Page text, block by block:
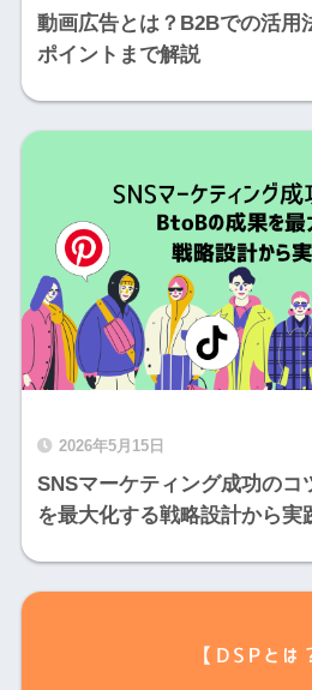
動画広告とは？B2Bでの活用
ポイントまで解説
2026年5月15日
SNSマーケティング成功の
を最大化する戦略設計から実